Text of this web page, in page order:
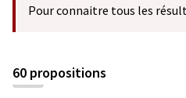
Pour connaitre tous les
60 propositions